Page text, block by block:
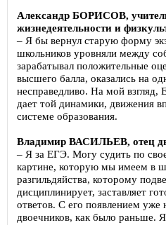
Александр БОРИСОВ,
жизнедеятельности и
– Я бы вернул старую форму
школьников уровняли между
зарабатывал положительные
высшего балла, оказались на
несправедливо. На мой взгляд,
дает той динамики, движения
системе образования.
Владимир ВАСИЛЬЕВ, отец
– Я за ЕГЭ. Могу судить по
картине, которую мы имеем в
разгильдяйства, которому
дисциплинирует, заставляет
ответов. С его появлением уже
двоечников, как было раньше.